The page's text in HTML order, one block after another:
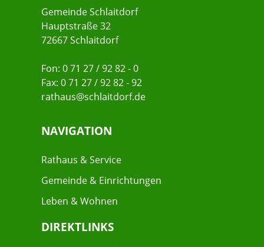
Gemeinde Schlaitdorf
Hauptstraße 32
72667 Schlaitdorf
Fon: 0 71 27 / 92 82 - 0
Fax: 0 71 27 / 92 82 - 92
rathaus@schlaitdorf.de
NAVIGATION
Rathaus & Service
Gemeinde & Einrichtungen
Leben & Wohnen
DIREKTLINKS